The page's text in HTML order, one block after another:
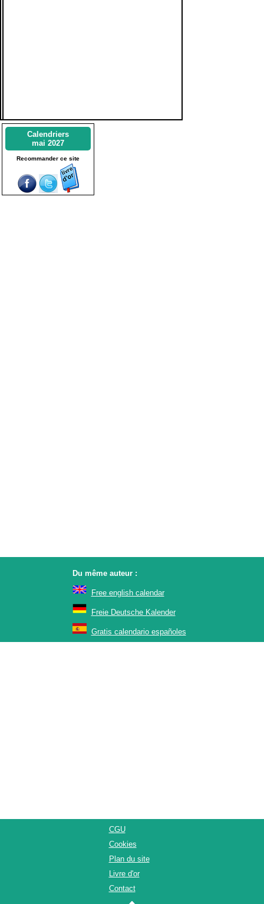
Calendriers
mai 2027
Recommander ce site
Du même auteur :
Free english calendar
Freie Deutsche Kalender
Gratis calendario españoles
CGU
Cookies
Plan du site
Livre d'or
Contact